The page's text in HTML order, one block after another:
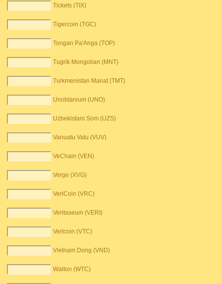
Tickets (TIX)
Tigercoin (TGC)
Tongan Pa'Anga (TOP)
Tugrik Mongolian (MNT)
Turkmenistan Manat (TMT)
Unobtanium (UNO)
Uzbekistani Som (UZS)
Vanuatu Vatu (VUV)
VeChain (VEN)
Verge (XVG)
VeriCoin (VRC)
Veritaseum (VERI)
Vertcoin (VTC)
Vietnam Dong (VND)
Walton (WTC)